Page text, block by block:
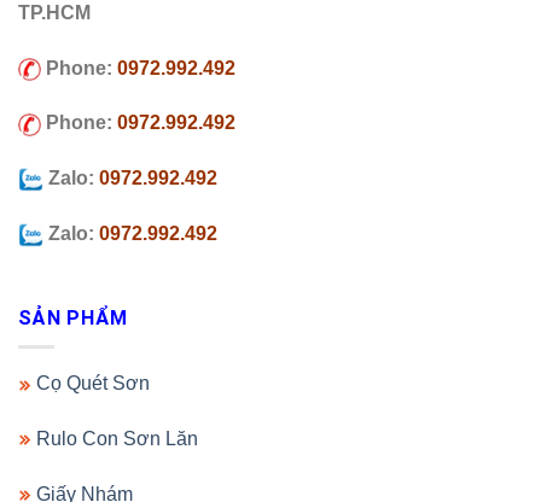
TP.HCM
Phone: 0972.992.492
Phone: 0972.992.492
Zalo: 0972.992.492
Zalo: 0972.992.492
SẢN PHẨM
Cọ Quét Sơn
Rulo Con Sơn Lăn
Giấy Nhám